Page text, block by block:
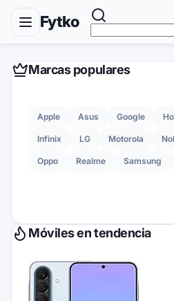
Fytko
Marcas populares
Apple Asus Google
Infinix LG Motorola
Oppo Realme Samsung
Móviles en tendencia